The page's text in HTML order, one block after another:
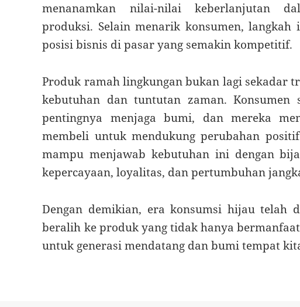
menanamkan nilai-nilai keberlanjutan
produksi. Selain menarik konsumen, langkah
posisi bisnis di pasar yang semakin kompetitif.
Produk ramah lingkungan bukan lagi sekadar
kebutuhan dan tuntutan zaman. Konsumen
pentingnya menjaga bumi, dan mereka
membeli untuk mendukung perubahan
mampu menjawab kebutuhan ini dengan
kepercayaan, loyalitas, dan pertumbuhan
Dengan demikian, era konsumsi hijau telah
beralih ke produk yang tidak hanya
untuk generasi mendatang dan bumi tempat